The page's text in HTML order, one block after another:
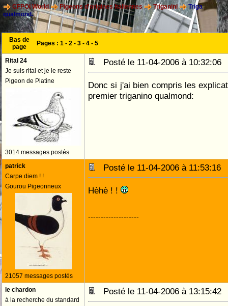
CFPOI World Pigeons d'origines Italiennes Triganini
Triga
qualmond.
Bas de
page
Pages : 1 - 2 - 3 - 4 - 5
Rital 24
Je suis rital et je le reste
Pigeon de Platine
3014 messages postés
Posté le 11-04-2006 à
Donc si j'ai bien compris les
premier triganino qualmond:
patrick
Carpe diem ! !
Gourou Pigeonneux
21057 messages postés
Posté le 11-04-2006 à 11:53:16
Hèhè ! !
--------------------
le chardon
à la recherche du standard
Posté le 11-04-2006 à